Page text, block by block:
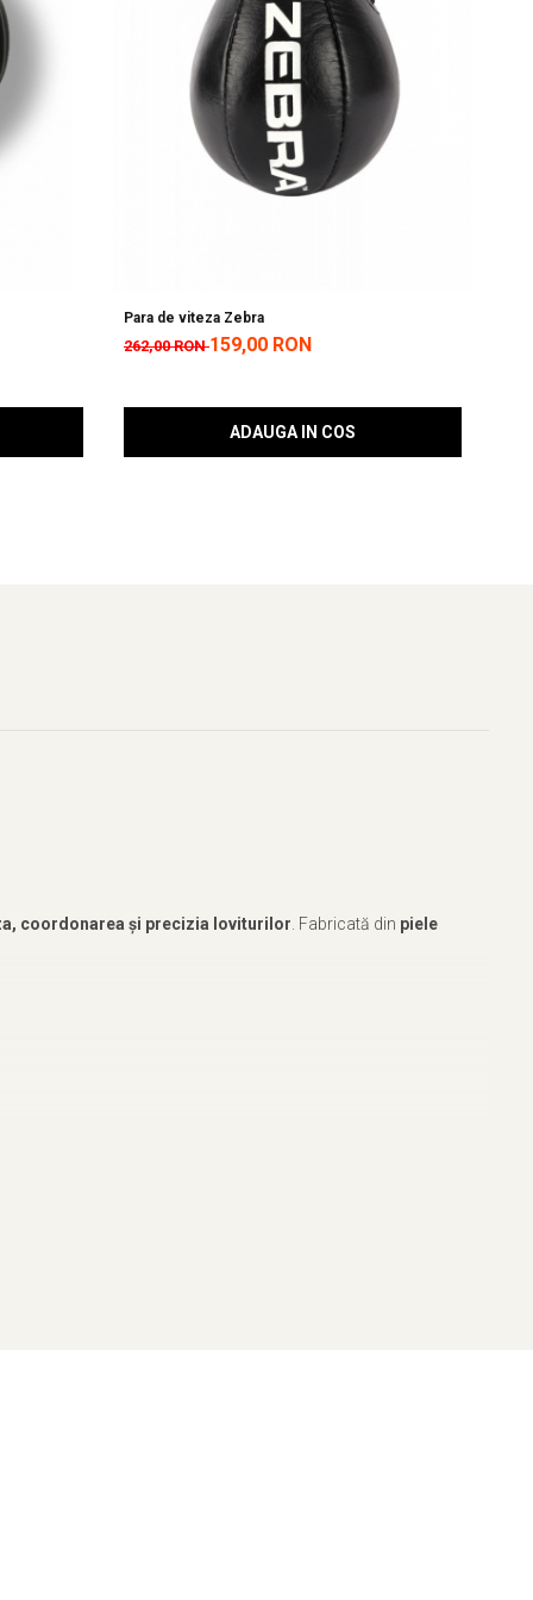
Para de viteza Zebra
262,00 RON159,00 RON
ADAUGA IN COS
coordonarea și precizia loviturilor . Fabricată din piele